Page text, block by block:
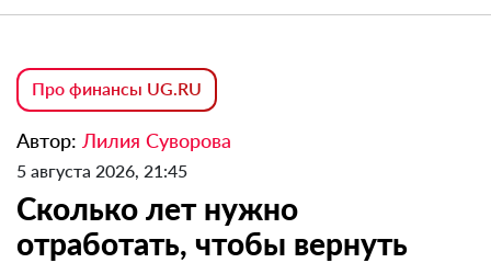
Про финансы UG.RU
Автор: Лилия Суворова
5 августа 2026, 21:45
Сколько лет нужно
отработать, чтобы вернуть